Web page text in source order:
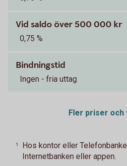
Vid saldo över 500 000 kr
0,75 %
Bindningstid
Ingen - fria uttag
Fler priser och
1
Hos kontor eller
Internetbanken eller appen.